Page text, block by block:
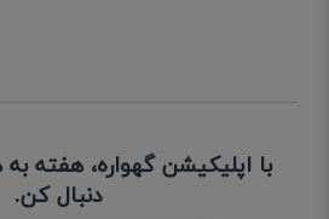
با اپلیکیشن گهواره، هفته به
دنبال کن.